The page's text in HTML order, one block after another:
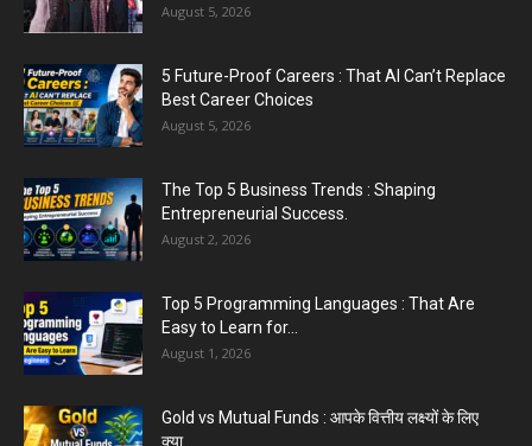
Entrepreneurial Success.
August 2, 2026
August 5, 2026
5 Future-Proof Careers : That AI Can’t Replace
Best Career Choices
August 5, 2026
The Top 5 Business Trends : Shaping
Entrepreneurial Success.
August 2, 2026
Top 5 Programming Languages : That Are
Easy to Learn for...
August 1, 2026
Gold vs Mutual Funds : आपके वित्तीय लक्ष्यों के लिए
क्या...